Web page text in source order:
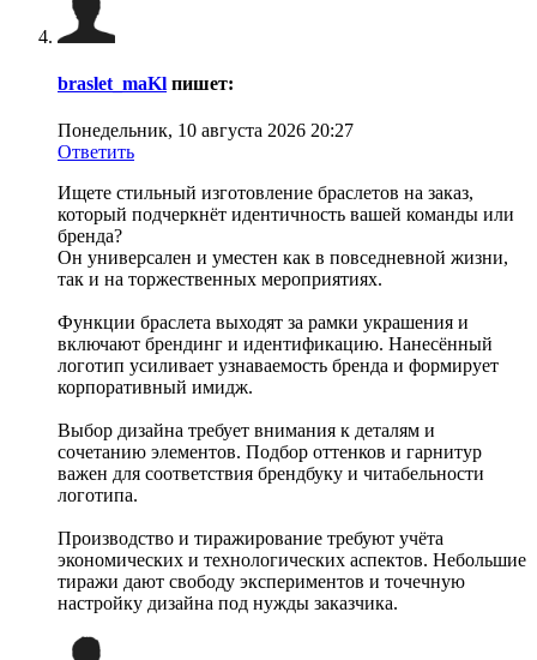
braslet_maKl пишет:
Понедельник, 10 августа 2026 20:27
Ответить
Ищете стильный изготовление браслетов на заказ,
который подчеркнёт идентичность вашей команды или
бренда?
Он универсален и уместен как в повседневной жизни,
так и на торжественных мероприятиях.
Функции браслета выходят за рамки украшения и
включают брендинг и идентификацию. Нанесённый
логотип усиливает узнаваемость бренда и формирует
корпоративный имидж.
Выбор дизайна требует внимания к деталям и
сочетанию элементов. Подбор оттенков и гарнитур
важен для соответствия брендбуку и читабельности
логотипа.
Производство и тиражирование требуют учёта
экономических и технологических аспектов. Небольшие
тиражи дают свободу экспериментов и точечную
настройку дизайна под нужды заказчика.